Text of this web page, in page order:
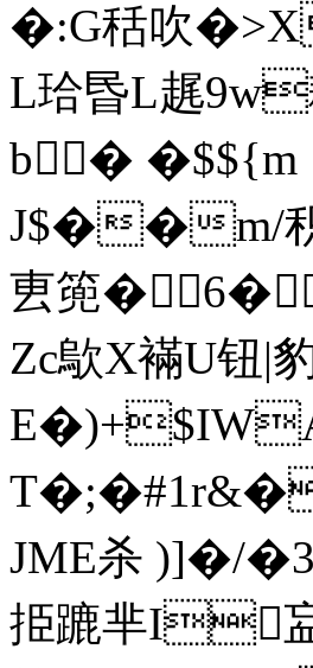
�:G秳吹
L珨昬L趘
b� �$${m
J$��m/积
叀篼�6�
Zc歍X襔U
T�;�#1r&�
JME杀 )]�/
挋蹗芈I